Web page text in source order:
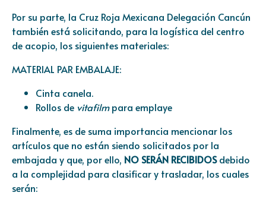
Por su parte, la Cruz Roja Mexicana Delegación Cancún
también está solicitando, para la logística del centro
de acopio, los siguientes materiales:
MATERIAL PAR EMBALAJE:
Cinta canela.
Rollos de vitafilmpara emplaye
Finalmente, es de suma importancia mencionar los
artículos que no están siendo solicitados por la
embajada y que, por ello, NO SERÁN RECIBIDOSdebido
a la complejidad para clasificar y trasladar, los cuales
serán: